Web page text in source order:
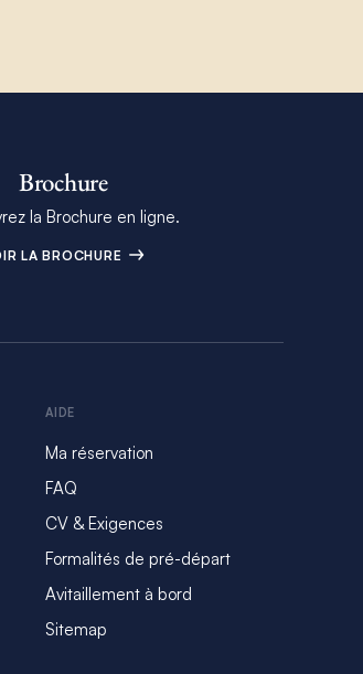
Brochure
la Brochure en ligne.
LA BROCHURE
AIDE
Ma réservation
FAQ
CV & Exigences
Formalités de pré-départ
Avitaillement à bord
Sitemap